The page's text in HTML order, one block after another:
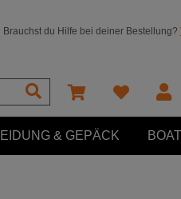
Brauchst du Hilfe bei deiner Bestellung?
& GEPÄCK